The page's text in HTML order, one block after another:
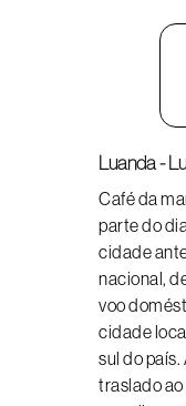
Luanda -
Café da
parte do
cidade
nacional,
voo
cidade
sul do
traslado